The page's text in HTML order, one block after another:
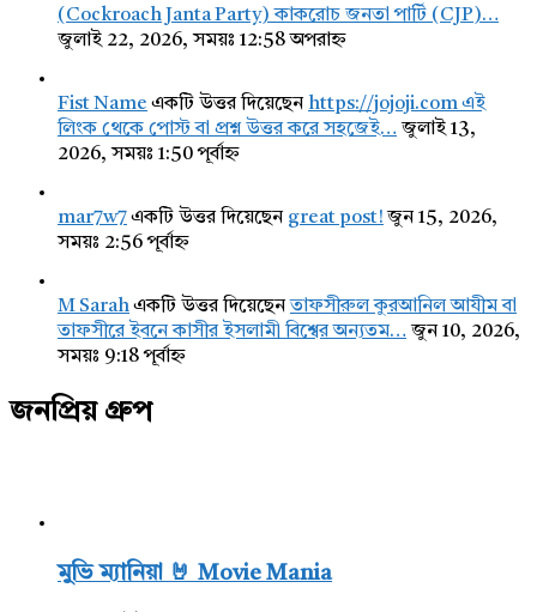
(Cockroach Janta Party) কাকরোচ জনতা পার্টি (CJP)…
জুলাই 22, 2026, সময়ঃ 12:58 অপরাহ্ন
Fist Name একটি উত্তর দিয়েছেন https://jojoji.com এই
লিংক থেকে পোস্ট বা প্রশ্ন উত্তর করে সহজেই… জুলাই 13,
2026, সময়ঃ 1:50 পূর্বাহ্ন
mar7w7একটি উত্তর দিয়েছেন great post! জুন 15, 2026,
সময়ঃ 2:56 পূর্বাহ্ন
M Sarahএকটি উত্তর দিয়েছেনতাফসীরুল কুরআনিল আযীম বা
তাফসীরে ইবনে কাসীর ইসলামী বিশ্বের অন্যতম… জুন 10, 2026,
সময়ঃ 9:18 পূর্বাহ্ন
জনপ্রিয় গ্রুপ
মুভি ম্যানিয়া 🤘 Movie Mania